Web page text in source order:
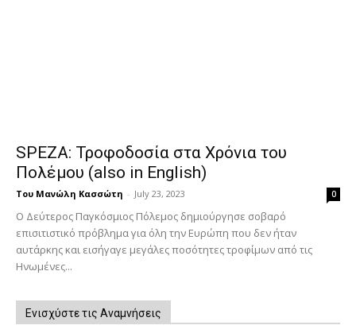
SPEZA: Τροφοδοσία στα Χρόνια του
Πολέμου (also in English)
Του Μανώλη Κασσώτη - July 23, 2023 0
Ο Δεύτερος Παγκόσμιος Πόλεμος δημιούργησε σοβαρό
επισιτιστικό πρόβλημα για όλη την Ευρώπη που δεν ήταν
αυτάρκης και εισήγαγε μεγάλες ποσότητες τροφίμων από τις
Ηνωμένες...
Ενισχύστε τις Αναμνήσεις